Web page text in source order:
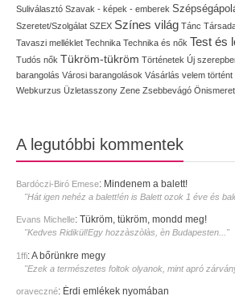
Suliválasztó Szavak - képek - emberek
Szeretet/Szolgálat SZEX Színes világ Tánc
Tavaszi melléklet Technika Technika és nők Test és
Tudós nők Tükröm-tükröm Történetek Új
barangolás Városi barangolások Vásárlás velem történt
Webkurzus Üzletasszony Zene Zsebbevágó Önismeret
A legutóbbi kommentek
Bardóczi-Biró Emese: Mindenem a balett!
"Hát igen nehéz a balett!én is Balett ozok 1 éve és
Evans Michelle: Tükröm, tükröm, mondd meg!
"Kedves Ridikül!Egy hozzàszòlàs, èn Budapesten..."
1ffi:A bőrünkre megy
"Ezek a természetes foltok olyanok, mint apró
oraveczné: Érdi emlékek nyomában